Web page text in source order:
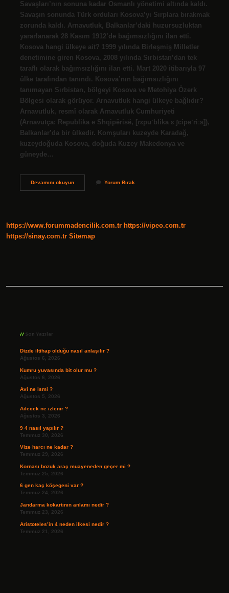
Savaşları’nın sonuna kadar Osmanlı yönetimi altında kaldı.
Savaşın sonunda Türk orduları Kosova’yı Sırplara bırakmak
zorunda kaldı. Arnavutluk, Balkanlar’daki huzursuzluktan
yararlanarak 28 Kasım 1912’de bağımsızlığını ilan etti.
Kosova hangi ülkeye ait? 1999 yılında Birleşmiş Milletler
denetimine giren Kosova, 2008 yılında Sırbistan’dan tek
taraflı olarak bağımsızlığını ilan etti. Mart 2020 itibarıyla 97
ülke tarafından tanındı. Kosova’nın bağımsızlığını
tanımayan Sırbistan, bölgeyi Kosova ve Metohiya Özerk
Bölgesi olarak görüyor. Arnavutluk hangi ülkeye bağlıdır?
Arnavutluk, resmî olarak Arnavutluk Cumhuriyeti
(Arnavutça: Republika e Shqipërisë, [ɾɛpuˈblika ɛ ʃcipəˈɾiːs]),
Balkanlar’da bir ülkedir. Komşuları kuzeyde Karadağ,
kuzeydoğuda Kosova, doğuda Kuzey Makedonya ve
güneyde…
Devamını okuyunKosova
Yorum Bırak
https://www.forummadencilik.com.tr https://vipeo.com.tr
https://sinay.com.tr Sitemap
Son Yazılar
Dizde iltihap olduğu nasıl anlaşılır ?
Ağustos 6, 2026
Kumru yuvasında bit olur mu ?
Ağustos 6, 2026
Avi ne ismi ?
Ağustos 5, 2026
Ailecek ne izlenir ?
Ağustos 3, 2026
9 4 nasıl yapılır ?
Temmuz 30, 2026
Vize harcı ne kadar ?
Temmuz 29, 2026
Kornası bozuk araç muayeneden geçer mi ?
Temmuz 25, 2026
6 gen kaç köşegeni var ?
Temmuz 24, 2026
Jandarma kokartının anlamı nedir ?
Temmuz 23, 2026
Aristoteles’in 4 neden ilkesi nedir ?
Temmuz 21, 2026